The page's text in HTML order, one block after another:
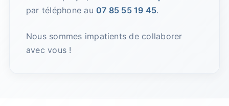
par téléphone au 07 85 55 19 45.
Nous sommes impatients de collaborer
avec vous !